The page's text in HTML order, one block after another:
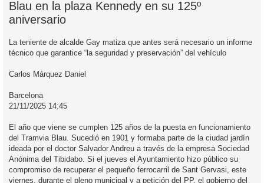
Blau en la plaza Kennedy en su 125º
aniversario
La teniente de alcalde Gay matiza que antes será necesario un informe
técnico que garantice “la seguridad y preservación” del vehículo
Carlos Márquez Daniel
Barcelona
21/11/2025 14:45
El año que viene se cumplen 125 años de la puesta en funcionamiento
del Tramvia Blau. Sucedió en 1901 y formaba parte de la ciudad jardín
ideada por el doctor Salvador Andreu a través de la empresa Sociedad
Anónima del Tibidabo. Si el jueves el Ayuntamiento hizo público su
compromiso de recuperar el pequeño ferrocarril de Sant Gervasi, este
viernes, durante el pleno municipal y a petición del PP, el gobierno del